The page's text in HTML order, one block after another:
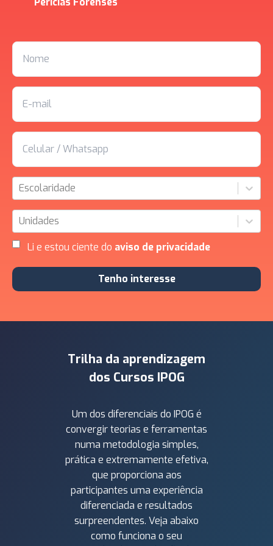
Escolaridade
Unidades
Li e estou ciente do aviso de privacidade
Tenho interesse
Trilha da aprendizagem
dos Cursos IPOG
Um dos diferenciais do IPOG é
convergir teorias e ferramentas
numa metodologia simples,
prática e extremamente efetiva,
que proporciona aos
participantes uma experiência
diferenciada e resultados
surpreendentes. Veja abaixo
como funciona o seu